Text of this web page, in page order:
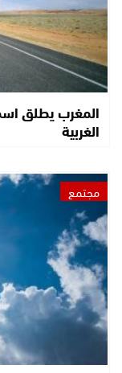
المغرب يطلق
الغربية
مجتمع